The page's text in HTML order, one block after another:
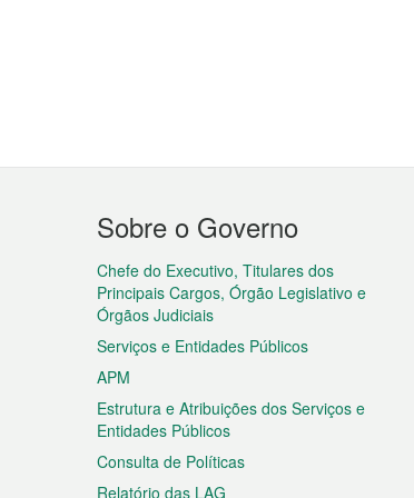
Menu
do
rodapé
Sobre o Governo
Chefe do Executivo, Titulares dos
Principais Cargos, Órgão Legislativo e
Órgãos Judiciais
Serviços e Entidades Públicos
APM
Estrutura e Atribuições dos Serviços e
Entidades Públicos
Consulta de Políticas
Relatório das LAG